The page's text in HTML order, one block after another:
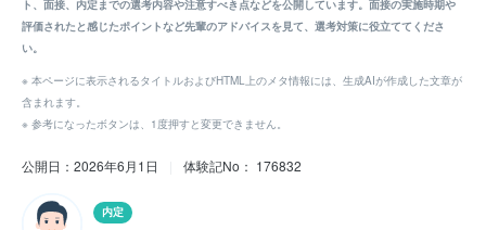
ト、面接、内定までの選考内容や注意すべき点などを公開しています。面接の実施時期や
評価されたと感じたポイントなど先輩のアドバイスを見て、選考対策に役立ててくださ
い。
※ 本ページに表示されるタイトルおよびHTML上のメタ情報には、生成AIが作成した文章が
含まれます。
※ 参考になったボタンは、1度押すと変更できません。
公開日：2026年6月1日 体験記No： 176832
内定